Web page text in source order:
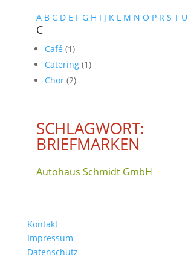
A B C D E F G H I J K L M N O P R S T U
C
Café (1)
Catering (1)
Chor (2)
SCHLAGWORT:
BRIEFMARKEN
Autohaus Schmidt GmbH
Kontakt
Impressum
Datenschutz